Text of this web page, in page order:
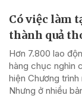
Có việc làm
thành quả
Hơn 7.800 lao
hàng chục nghìn
hiện Chương
Nhưng ở nhiều